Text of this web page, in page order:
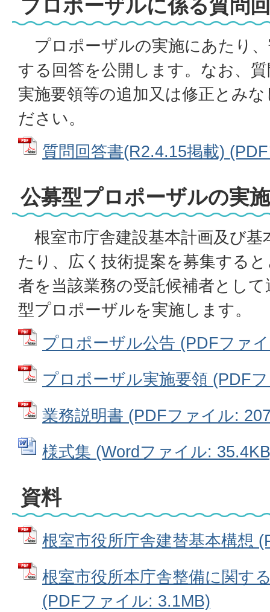
プロポーザルに係る質問
プロポーザルの実施にあたり
する回答を公開します。なお、
実施要領等の追加又は修正とみ
ださい。
質問回答書(R2.4.15掲載)
公募型プロポーザルの実
根室市庁舎建設基本計画及び基
たり、広く技術提案を募集する
者を当該業務の受託候補者とし
型プロポーザルを実施します。
プロポーザル公告 (PDFファ
プロポーザル実施要領 (PDF
業務説明書 (PDFファイル:
様式集 (Wordファイル:
資料
根室市役所庁舎建替基本構想
根室市役所本庁舎整備に関す
(PDFファイル: 3.1MB)